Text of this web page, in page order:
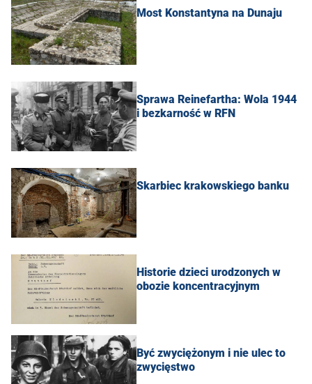
Most Konstantyna na Dunaju
Sprawa Reinefartha: Wola 1944
i bezkarność w RFN
Skarbiec krakowskiego banku
Historie dzieci urodzonych w
obozie koncentracyjnym
Być zwyciężonym i nie ulec to
zwycięstwo